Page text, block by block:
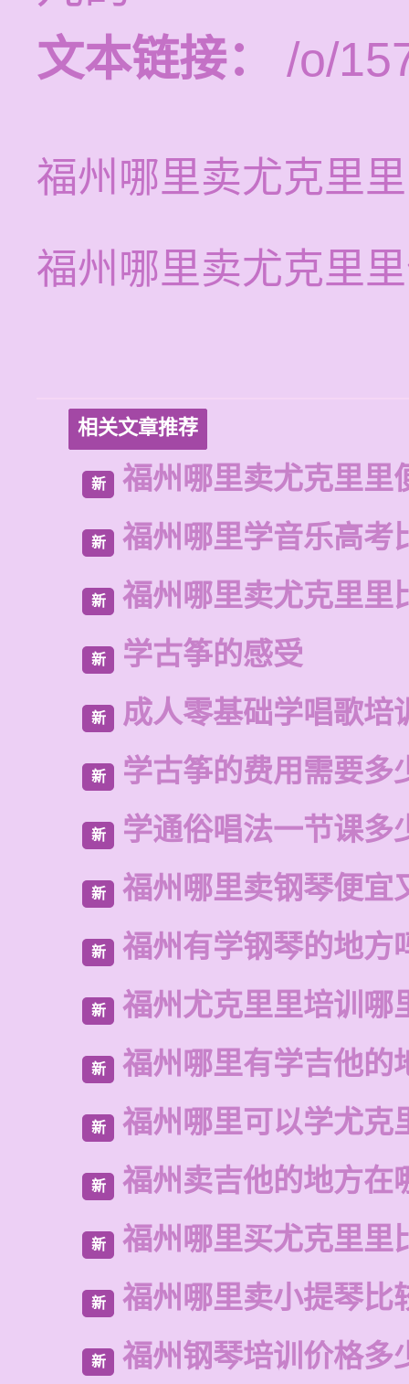
文本链接：
/o/
福州哪里卖尤克里
福州哪里卖尤克里
相关文章推荐
新 福州哪里卖尤克里里
新 福州哪里学音乐高考
新 福州哪里卖尤克里里
新 学古筝的感受
新 成人零基础学唱歌培
新 学古筝的费用需要多
新 学通俗唱法一节课多
新 福州哪里卖钢琴便宜
新 福州有学钢琴的地方
新 福州尤克里里培训哪
新 福州哪里有学吉他的
新 福州哪里可以学尤克
新 福州卖吉他的地方在
新 福州哪里买尤克里里
新 福州哪里卖小提琴比
新 福州钢琴培训价格多